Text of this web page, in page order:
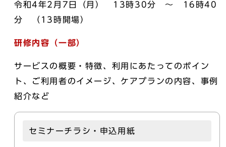
令和4年2月7日（月） 13時30分 ～ 16時40
分 （13時開場）
研修内容（一部）
サービスの概要・特徴、利用にあたってのポイン
ト、ご利用者のイメージ、ケアプランの内容、事例
紹介など
セミナーチラシ・申込用紙